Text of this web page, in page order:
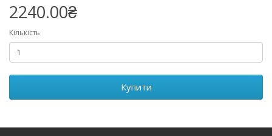
2240.00₴
Кількість
Купити